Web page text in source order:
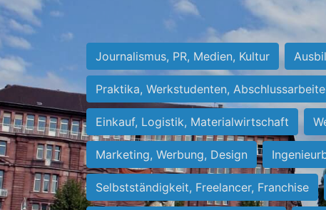
Journalismus, PR, Medien, Kultur
Praktika, Werkstudenten,
Einkauf, Logistik, Materialwirtschaft
Marketing, Werbung, Design
Selbstständigkeit, Freelancer, Franchise